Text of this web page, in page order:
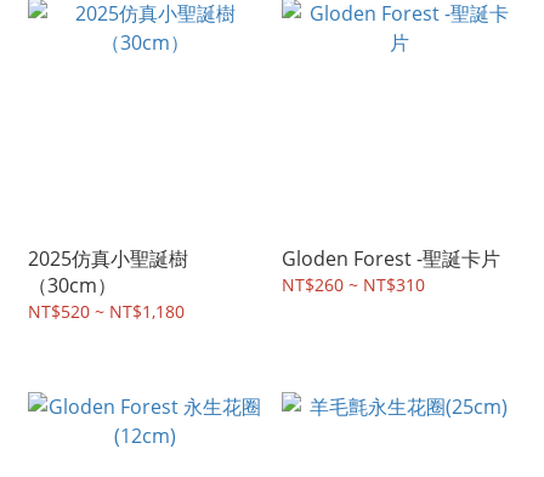
2025仿真小聖誕樹
（30cm）
NT$520 ~ NT$1,180
Gloden Forest -聖誕卡片
NT$260 ~ NT$310